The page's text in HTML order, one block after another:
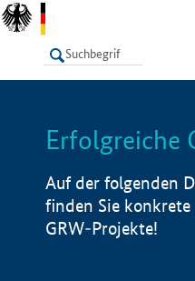
LISTE
Erfolgreiche
Auf der folgenden
finden Sie
GRW-Projekte!